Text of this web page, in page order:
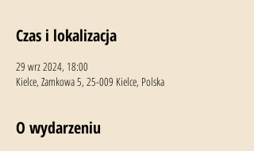
Czas i lokalizacja
29 wrz 2024, 18:00
Kielce, Zamkowa 5, 25-009 Kielce, Polska
O wydarzeniu